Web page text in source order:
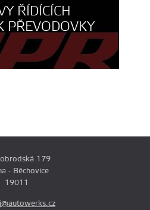
ŘÍDÍCÍCH
PŘEVODOVKY
179
- Běchovice
19011